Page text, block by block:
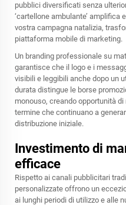
pubblici diversificati senza
‘cartellone ambulante’ amplifica
vostra campagna natalizia,
piattaforma mobile di marketing.
Un branding professionale su
garantisce che il logo e i
visibili e leggibili anche dopo un
durata distingue le borse
monouso, creando opportunità
termine che continuano a
distribuzione iniziale.
Investimento di
efficace
Rispetto ai canali pubblicitari
personalizzate offrono un
ai lunghi periodi di utilizzo e alle